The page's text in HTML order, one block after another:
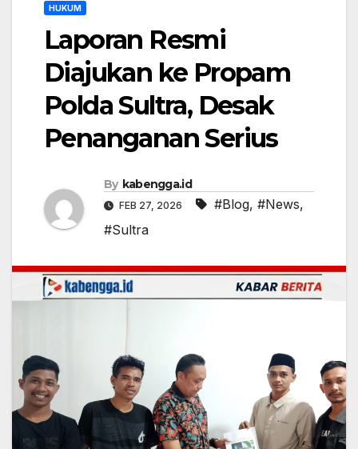
HUKUM
Laporan Resmi
Diajukan ke Propam
Polda Sultra, Desak
Penanganan Serius
By kabengga.id
FEB 27, 2026 #Blog, #News,
#Sultra